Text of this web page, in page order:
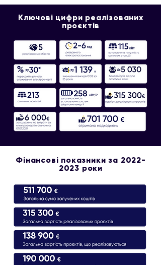
Ключові цифри реалізованих
проєктів
Фінансові показники за 2022-
2023 роки